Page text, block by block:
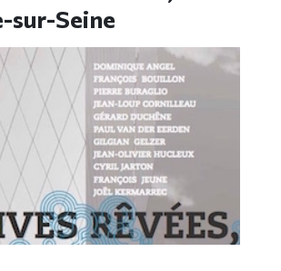
Seine